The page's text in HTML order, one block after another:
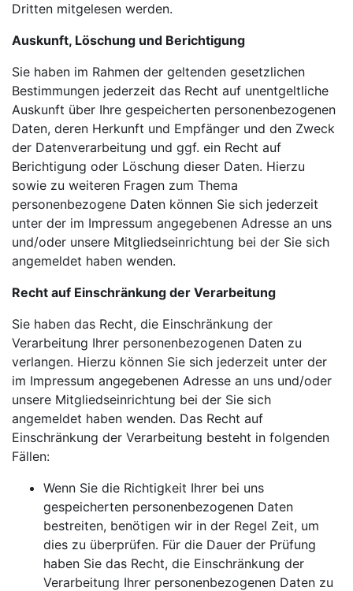
Dritten mitgelesen werden.
Auskunft, Löschung und Berichtigung
Sie haben im Rahmen der geltenden gesetzlichen
Bestimmungen jederzeit das Recht auf unentgeltliche
Auskunft über Ihre gespeicherten personenbezogenen
Daten, deren Herkunft und Empfänger und den Zweck
der Datenverarbeitung und ggf. ein Recht auf
Berichtigung oder Löschung dieser Daten. Hierzu
sowie zu weiteren Fragen zum Thema
personenbezogene Daten können Sie sich jederzeit
unter der im Impressum angegebenen Adresse an uns
und/oder unsere Mitgliedseinrichtung bei der Sie sich
angemeldet haben wenden.
Recht auf Einschränkung der Verarbeitung
Sie haben das Recht, die Einschränkung der
Verarbeitung Ihrer personenbezogenen Daten zu
verlangen. Hierzu können Sie sich jederzeit unter der
im Impressum angegebenen Adresse an uns und/oder
unsere Mitgliedseinrichtung bei der Sie sich
angemeldet haben wenden. Das Recht auf
Einschränkung der Verarbeitung besteht in folgenden
Fällen:
Wenn Sie die Richtigkeit Ihrer bei uns
gespeicherten personenbezogenen Daten
bestreiten, benötigen wir in der Regel Zeit, um
dies zu überprüfen. Für die Dauer der Prüfung
haben Sie das Recht, die Einschränkung der
Verarbeitung Ihrer personenbezogenen Daten zu